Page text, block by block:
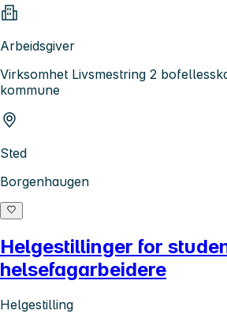
Arbeidsgiver
Virksomhet Livsmestring 2
kommune
Sted
Borgenhaugen
Helgestillinger for
helsefagarbeidere
Helgestilling